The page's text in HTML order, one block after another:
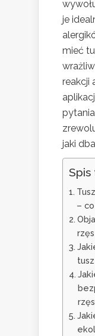
je
mieć
reakcji
jaki
Spis
–